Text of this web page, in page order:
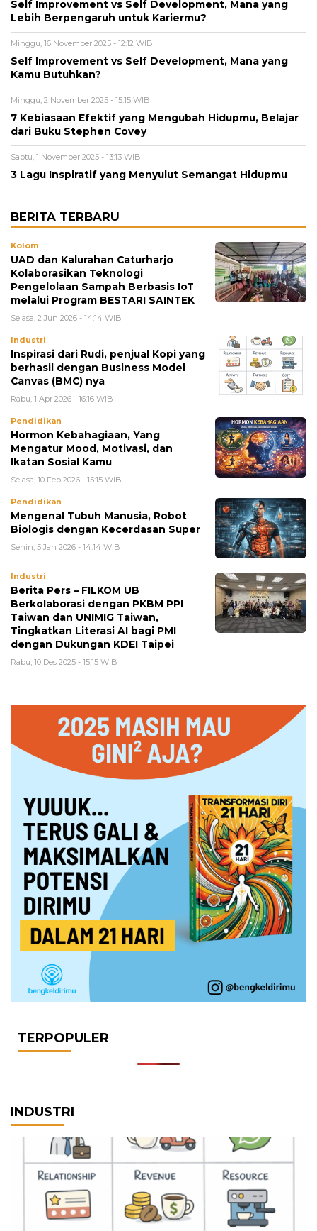
Self Improvement vs Self Development, Mana yang
Lebih Berpengaruh untuk Kariermu?
Minggu, 16 November 2025 - 12:12 WIB
Self Improvement vs Self Development, Mana yang
Kamu Butuhkan?
Minggu, 2 November 2025 - 15:15 WIB
7 Kebiasaan Efektif yang Mengubah Hidupmu, Belajar
dari Buku Stephen Covey
Sabtu, 1 November 2025 - 13:13 WIB
3 Lagu Inspiratif yang Menyulut Semangat Hidupmu
BERITA TERBARU
Kolom
UAD dan Kalurahan Caturharjo
Kolaborasikan Teknologi
Pengelolaan Sampah Berbasis IoT
melalui Program BESTARI SAINTEK
Selasa, 2 Jun 2026 - 14:14 WIB
Industri
Inspirasi dari Rudi, penjual Kopi yang
berhasil dengan Business Model
Canvas (BMC) nya
Rabu, 1 Apr 2026 - 16:16 WIB
Pendidikan
Hormon Kebahagiaan, Yang
Mengatur Mood, Motivasi, dan
Ikatan Sosial Kamu
Selasa, 10 Feb 2026 - 15:15 WIB
Pendidikan
Mengenal Tubuh Manusia, Robot
Biologis dengan Kecerdasan Super
Senin, 5 Jan 2026 - 14:14 WIB
Industri
Berita Pers – FILKOM UB
Berkolaborasi dengan PKBM PPI
Taiwan dan UNIMIG Taiwan,
Tingkatkan Literasi AI bagi PMI
dengan Dukungan KDEI Taipei
Rabu, 10 Des 2025 - 15:15 WIB
TERPOPULER
INDUSTRI